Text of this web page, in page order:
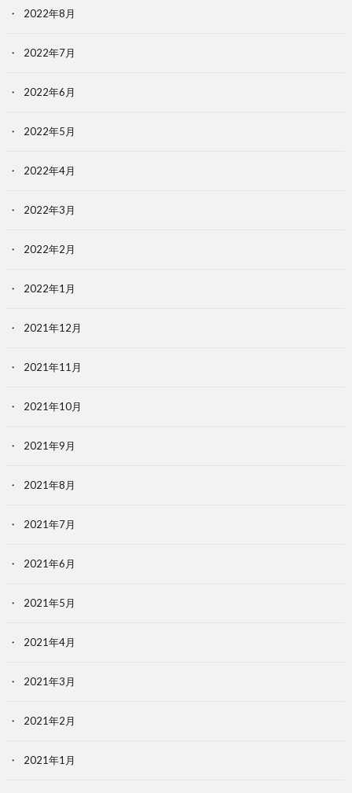
2022年8月
2022年7月
2022年6月
2022年5月
2022年4月
2022年3月
2022年2月
2022年1月
2021年12月
2021年11月
2021年10月
2021年9月
2021年8月
2021年7月
2021年6月
2021年5月
2021年4月
2021年3月
2021年2月
2021年1月